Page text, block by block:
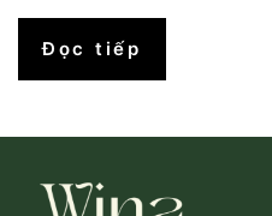
Đọc tiếp